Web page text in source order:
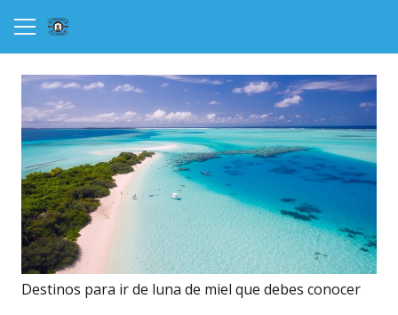
Destinos para ir de luna de miel que debes conocer